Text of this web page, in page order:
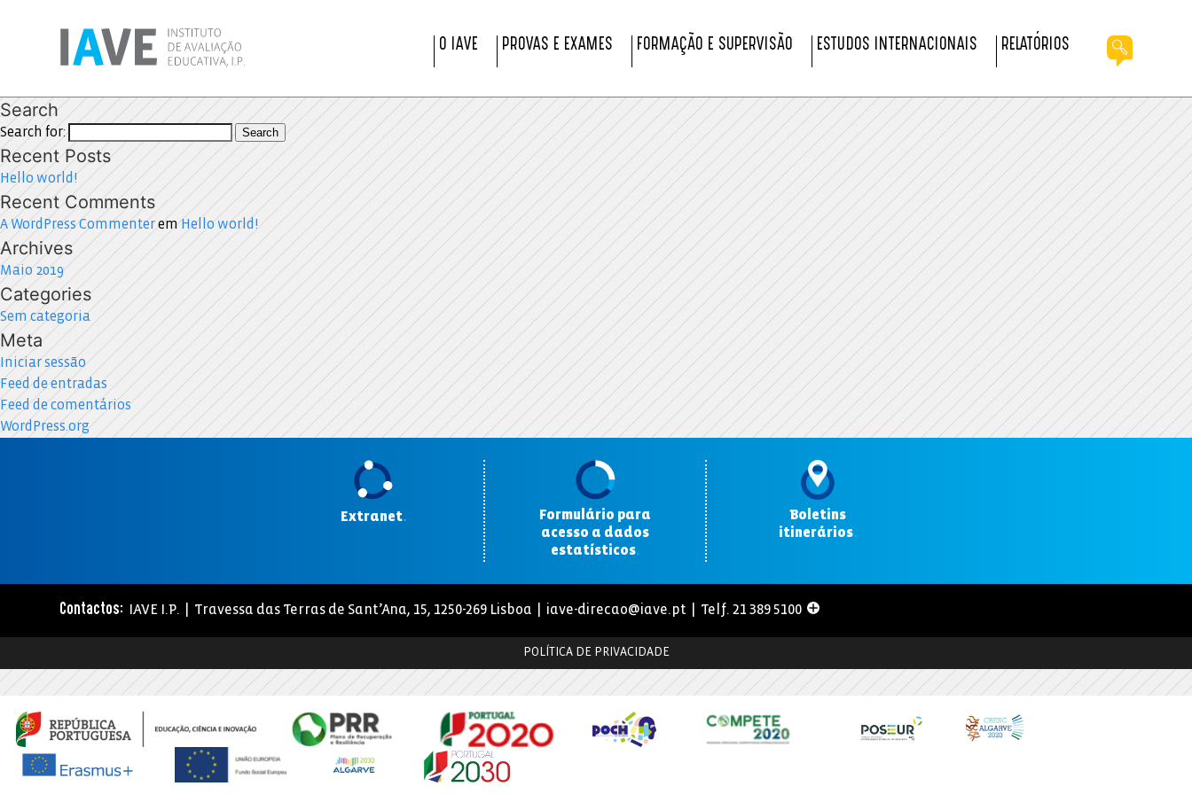
O IAVE PROVAS E EXAMES FORMAÇÃO E SUPERVISÃO ESTUDOS INTERNACIONAIS RELATÓRIOS
Search
Search for: Search
Recent Posts
Hello world!
Recent Comments
A WordPress Commenterem Hello world!
Archives
Maio 2019
Categories
Sem categoria
Meta
Iniciar sessão
Feed de entradas
Feed de comentários
WordPress.org
Extranet.
Formulário para
acesso a dados
estatísticos.
Boletins
itinerários.
Contactos: IAVE I.P. | Travessa das Terras de Sant’Ana, 15, 1250-269 Lisboa | iave-direcao@iave.pt | Telf. 21 389 5100
POLÍTICA DE PRIVACIDADE